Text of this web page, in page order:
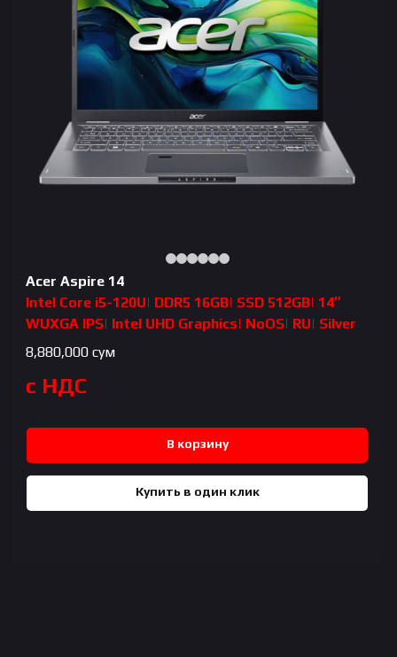
Acer Aspire 14
Intel Core i5-120U| DDR5 16GB| SSD 512GB| 14″
WUXGA IPS| Intel UHD Graphics| NoOS| RU| Silver
8,880,000 сум
с НДС
В корзину
Купить в один клик